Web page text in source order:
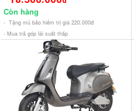
Còn hàng
- Tặng mũ bảo hiểm trị giá 220.000đ
- Mua trả góp lãi suất thấp